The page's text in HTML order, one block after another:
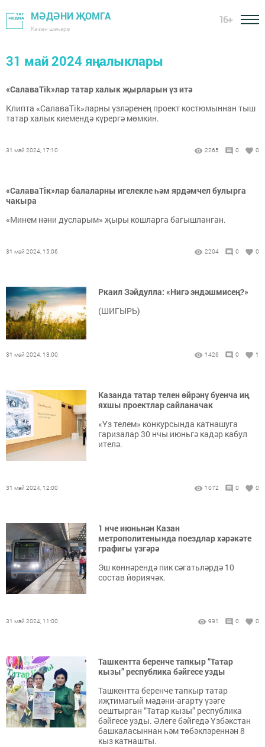
МӘДӘНИ ҖОМГА
Казан шәһәре
16+
31 май 2024 яңалыклары
«СалаваTik»лар татар халык җырларын үз итә
Клипта «СалаваTik»ларны үзләренең проект костюмыннан тыш
татар халык киемендә күрергә мөмкин.
31 май 2024, 17:10 2265 0 0
«СалаваTiк»лар балаларны игелекле һәм ярдәмчел булырга
чакыра
«Минем нәни дусларым» җыры кошларга багышланган.
31 май 2024, 15:06 2204 0 0
Ркаил Зәйдулла: «Нигә эндәшмисең?»
(ШИГЫРЬ)
31 май 2024, 13:00 1426 0 1
Казанда татар телен өйрәнү буенча иң
яхшы проектлар сайланачак
«Үз телем» конкурсында катнашуга
гаризалар 30 нчы июньгә кадәр кабул
ителә.
31 май 2024, 12:00 1072 0 0
1 нче июньнән Казан
метрополитенында поездлар хәрәкәте
графигы үзгәрә
Эш көннәрендә пик сәгатьләрдә 10
состав йөриячәк.
31 май 2024, 11:00 991 0 0
Ташкентта беренче тапкыр “Татар
кызы” республика бәйгесе узды
Ташкентта беренче тапкыр татар
иҗтимагый мәдәни-агарту үзәге
оештырган “Татар кызы” республика
бәйгесе узды. Әлеге бәйгедә Үзбәкстан
башкаласыннан һәм төбәкләреннән 8
кыз катнашты.